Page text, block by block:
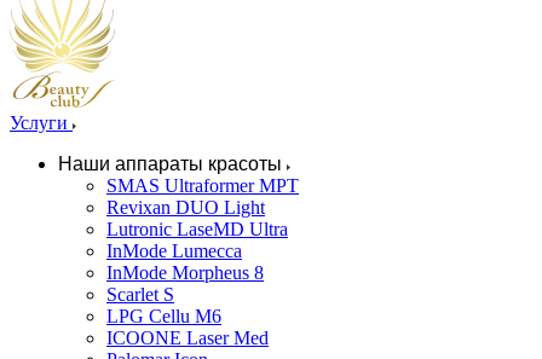
Услуги
Наши аппараты красоты
SMAS Ultraformer MPT
Revixan DUO Light
Lutronic LaseMD Ultra
InMode Lumecca
InMode Morpheus 8
Scarlet S
LPG Cellu M6
ICOONE Laser Med